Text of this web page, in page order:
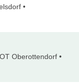
•
Oberottendorf •